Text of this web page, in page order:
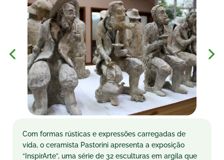
Com formas rústicas e expressões carregadas de
vida, o ceramista Pastorini apresenta a exposição
“InspirArte”, uma série de 32 esculturas em argila que